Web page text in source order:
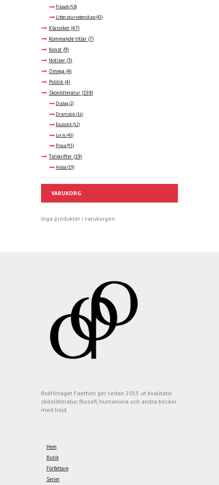
Filosofi(58)
Litteraturvetenskap(43)
Klassiker (47)
Kommande titlar (7)
Konst (9)
Notiser (3)
Omega (4)
Politik (4)
Skönlitteratur (198)
Dialog (2)
Dramatik(16)
Essäistik(52)
Lyrik(45)
Prosa(95)
Tidskrifter (19)
Aiolos(19)
VARUKORG
Inga produkter i varukorgen.
Bokförlaget Faethon ger sedan 2015 ut kvalitativ
skönlitteratur, filosofi, humaniora och andra böcker
med höjd.
Hem
Butik
Författare
Serier